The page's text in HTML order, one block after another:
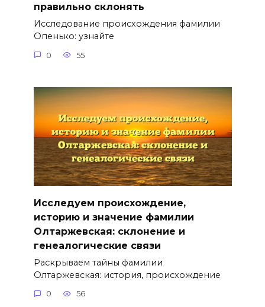
правильно склонять
Исследование происхождения фамилии
Опенько: узнайте
0 55
Исследуем происхождение,
историю и значение фамилии
Олтаржевская: склонение и
генеалогические связи
Раскрываем тайны фамилии
Олтаржевская: история, происхождение
0 56